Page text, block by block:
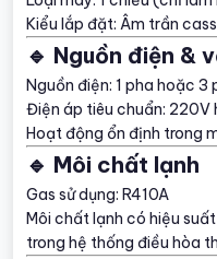
Kiểu lắp đặt: Âm trần
🔹 Nguồn điện &
Nguồn điện: 1 pha hoặc
Điện áp tiêu chuẩn: 220V
Hoạt động ổn định trong
🔹 Môi chất lạnh
Gas sử dụng: R410A
Môi chất lạnh có hiệu
trong hệ thống điều hòa